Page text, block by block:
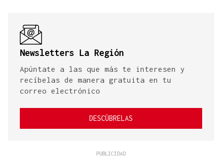
Newsletters La Región
Apúntate a las que más te interesen y
recíbelas de manera gratuita en tu
correo electrónico
DESCÚBRELAS